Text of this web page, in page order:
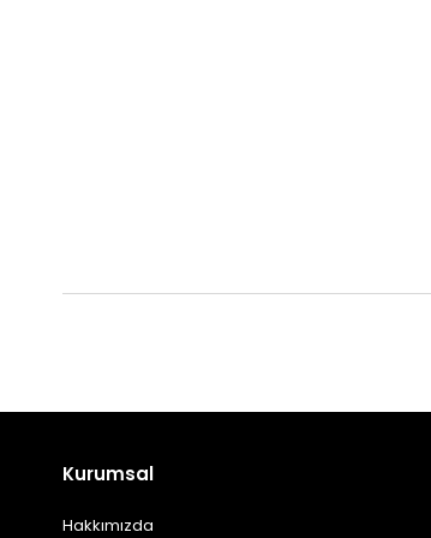
Kurumsal
Hakkımızda